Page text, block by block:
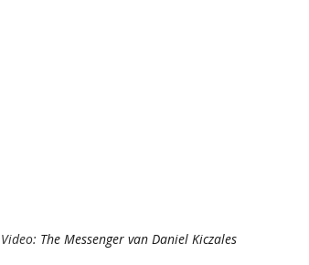
Video: The Messenger van Daniel Kiczales